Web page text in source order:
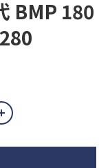
BMP 180